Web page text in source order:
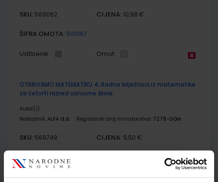
SKU: 569062 CIJENA: 10,98 €
ŠIFRA OMOTA: 500167
Udžbenik Omot
OTKRIVAMO MATEMATIKU 4; Radna bilježnica iz matematike
za četvrti razred osnovne škole
Autor(i):
Nakladnik: ALFA d.d. Registarski broj ministarstva: 7278-DOM
SKU: 569749 CIJENA: 9,50 €
ŠIFRA OMOTA:
Udžbenik Omot